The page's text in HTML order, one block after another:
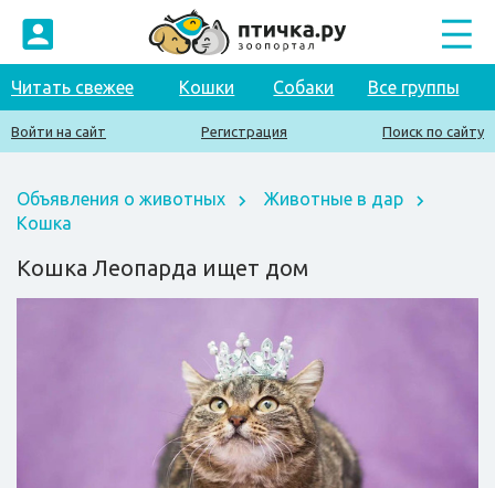
Читать свежее Кошки Собаки Все группы
Войти на сайт Регистрация Поиск по сайту
Объявления о животных
Животные в дар
Кошка
Кошка Леопарда ищет дом